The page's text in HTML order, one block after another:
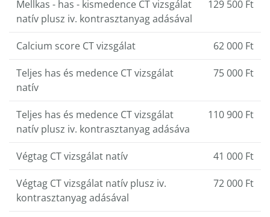
Mellkas - has - kismedence CT vizsgálat
natív plusz iv. kontrasztanyag adásával
129 500 Ft
Calcium score CT vizsgálat 62 000 Ft
Teljes has és medence CT vizsgálat
natív
75 000 Ft
Teljes has és medence CT vizsgálat
natív plusz iv. kontrasztanyag adásáva
110 900 Ft
Végtag CT vizsgálat natív 41 000 Ft
Végtag CT vizsgálat natív plusz iv.
kontrasztanyag adásával
72 000 Ft